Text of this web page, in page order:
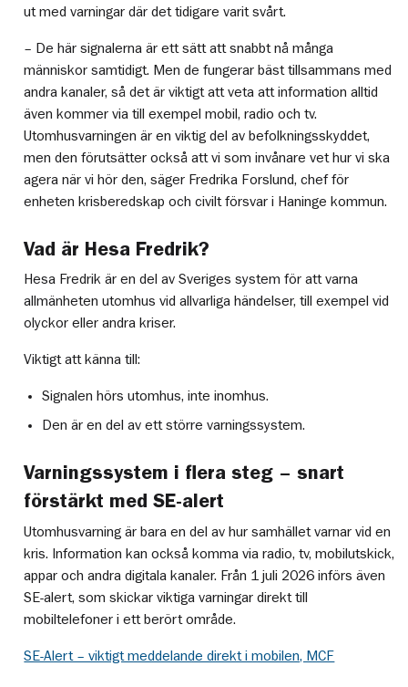
ut med varningar där det tidigare varit svårt.
– De här signalerna är ett sätt att snabbt nå många
människor samtidigt. Men de fungerar bäst tillsammans med
andra kanaler, så det är viktigt att veta att information alltid
även kommer via till exempel mobil, radio och tv.
Utomhusvarningen är en viktig del av befolkningsskyddet,
men den förutsätter också att vi som invånare vet hur vi ska
agera när vi hör den, säger Fredrika Forslund, chef för
enheten krisberedskap och civilt försvar i Haninge kommun.
Vad är Hesa Fredrik?
Hesa Fredrik är en del av Sveriges system för att varna
allmänheten utomhus vid allvarliga händelser, till exempel vid
olyckor eller andra kriser.
Viktigt att känna till:
Signalen hörs utomhus, inte inomhus.
Den är en del av ett större varningssystem.
Varningssystem i flera steg – snart
förstärkt med SE-alert
Utomhusvarning är bara en del av hur samhället varnar vid en
kris. Information kan också komma via radio, tv, mobilutskick,
appar och andra digitala kanaler. Från 1 juli 2026 införs även
SE-alert, som skickar viktiga varningar direkt till
mobiltelefoner i ett berört område.
SE-Alert – viktigt meddelande direkt i mobilen, MCF